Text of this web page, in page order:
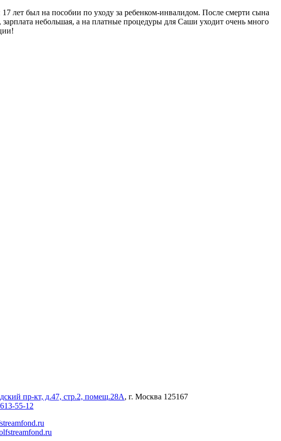
лет был на пособии по уходу за ребенком-инвалидом. После смерти сына
зарплата небольшая, а на платные процедуры для Саши уходит очень много
пр-кт, д.47, стр.2, помещ.28А, г. Москва 125167
55-12